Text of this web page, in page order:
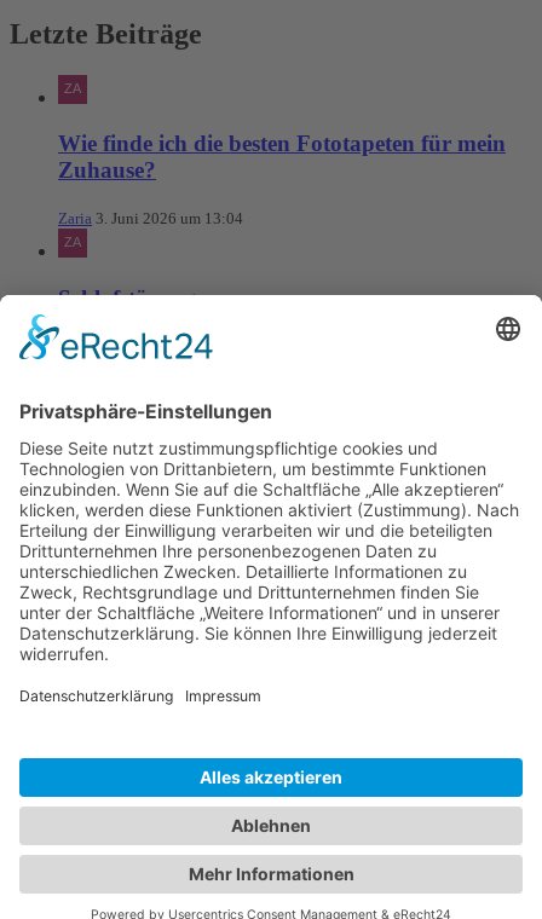
Letzte Beiträge
Wie finde ich die besten Fototapeten für mein
Zuhause?
Zaria 3. Juni 2026 um 13:04
Schlafstörungen
Zaria 3. Juni 2026 um 13:03
Ms word to PDF
Manuellsen 28. Mai 2026 um 10:31
Künstliche Intelligenz in der
Plattformentwicklung
MasonOgden 24. August 2025 um 10:58
Was habt ihr euch zuletzt gekauft?
LarsKlars 3. März 2025 um 10:08
Kontakt
Datenschutzerklärung
Nutzungsbedingungen